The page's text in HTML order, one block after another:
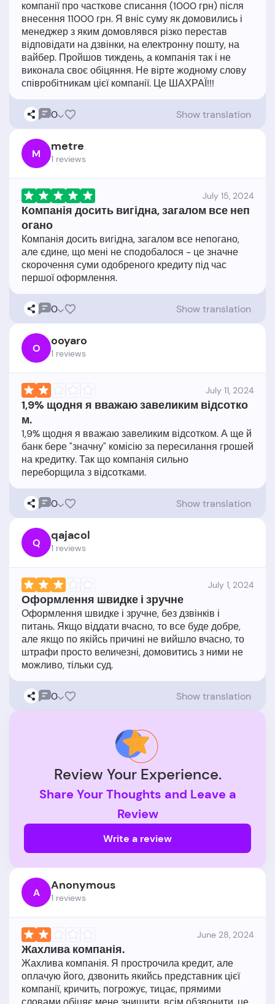
компанії про часткове списання (1000 грн) після
внесення 11000 грн. Я вніс суму як домовились і
менеджер з яким домовлявся різко перестав
відповідати на дзвінки, на електронну пошту, на
вайбер. Пройшов тиждень, а компанія так і не
виконала своє обіцяння. Не вірте жодному слову
0 Show translation
M metre
1 reviews
July 15, 2024
Компанія досить вигідна, загалом все неп
огано
Компанія досить вигідна, загалом все непогано,
але єдине, що мені не сподобалося - це значне
скорочення суми одобреного кредиту під час
0 Show translation
O ooyaro
1 reviews
July 11, 2024
1,9% щодня я вважаю завеликим відсотко
м.
1,9% щодня я вважаю завеликим відсотком. А ще й
банк бере "значну" комісію за пересилання грошей
на кредитку. Так що компанія сильно
0 Show translation
Q qajacol
1 reviews
July 1, 2024
Оформлення швидке і зручне
Оформлення швидке і зручне, без дзвінків і
питань. Якщо віддати вчасно, то все буде добре,
але якщо по якійсь причині не вийшло вчасно, то
штрафи просто величезні, домовитись з ними не
0 Show translation
Review Your Experience.
Share Your Thoughts and Leave a
Review
Write a review
A Anonymous
1 reviews
June 28, 2024
Жахлива компанія.
Жахлива компанія. Я прострочила кредит, але
оплачую його, дзвонить якийсь представник цієї
компанії, кричить, погрожує, тицає, прямими